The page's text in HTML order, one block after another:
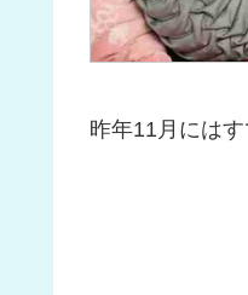
昨年11月には